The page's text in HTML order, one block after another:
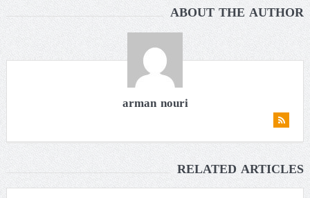
ABOUT THE AUTHOR
arman nouri
RELATED ARTICLES